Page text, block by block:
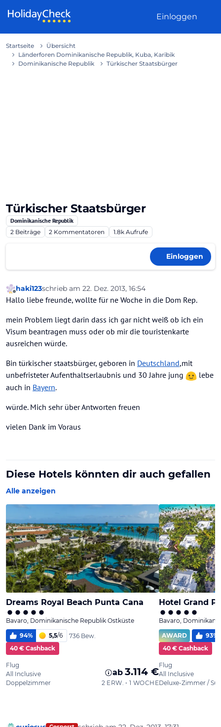
Einloggen
Startseite
Übersicht
Länderforen Dominikanische Republik, Kuba, Karibik
Dominikanische Republik
Türkischer Staatsbürger
Türkischer Staatsbürger
Dominikanische Republik
2 Beiträge 2 Kommentatoren 1.8k Aufrufe
Einloggen
Offline
haki123schrieb am 22. Dez. 2013, 16:54
zuletzt editiert von
Hallo liebe freunde, wollte für ne Woche in die Dom Rep.
mein Problem liegt darin dass ich gar nicht weiß ob ich ein
Visum beantragen muss oder ob mir die touristenkarte
ausreichen würde.
Bin türkischer staatsbürger, geboren in Deutschland,mit
unbefristeter Aufenthaltserlaubnis und 30 Jahre jung
lebe
auch in Bayern.
würde. Mich sehr über Antworten freuen
vielen Dank im Voraus